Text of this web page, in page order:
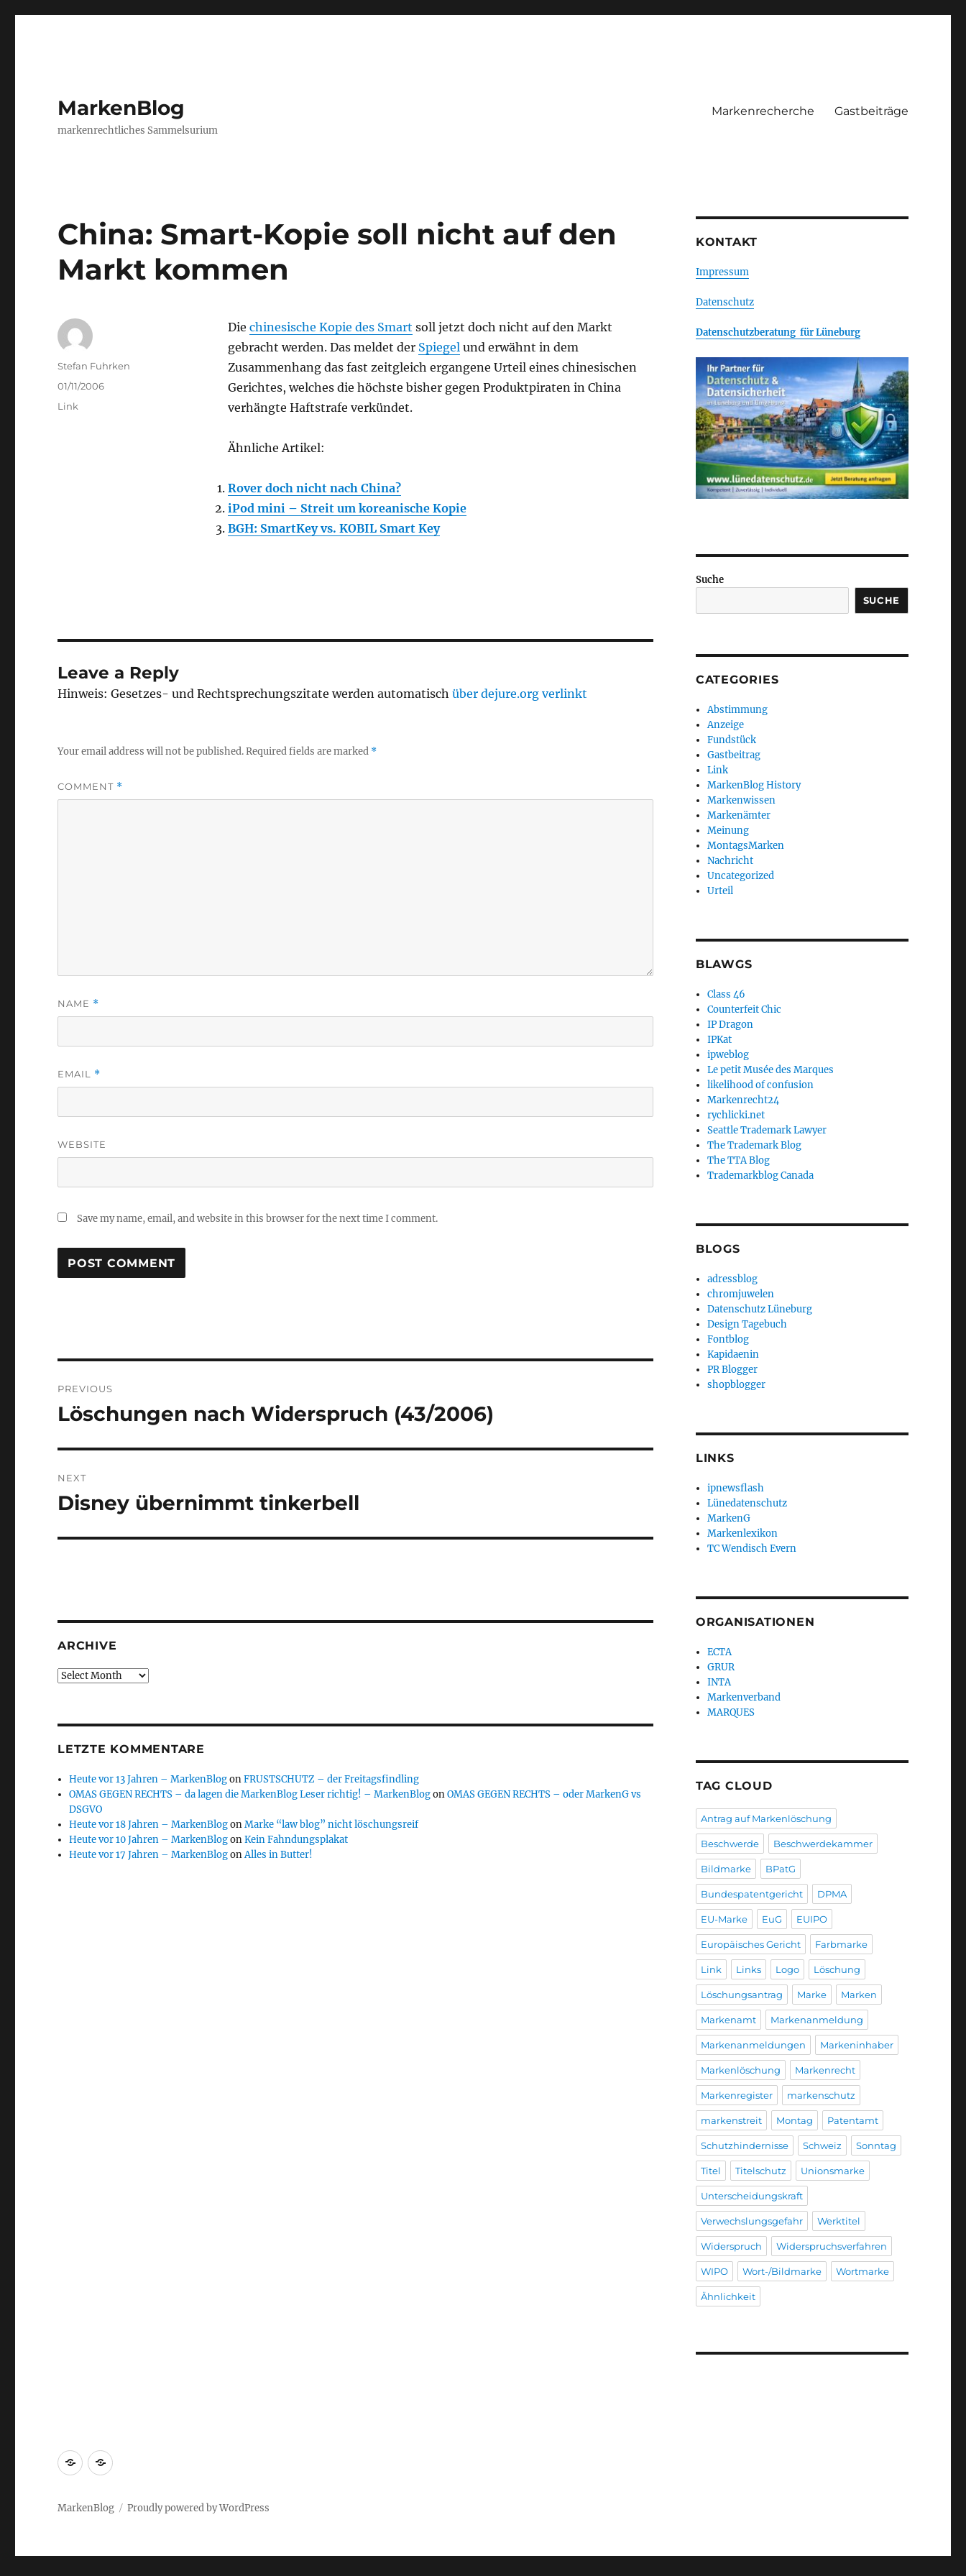
MarkenBlog
markenrechtliches Sammelsurium
Markenrecherche Gastbeiträge
China: Smart-Kopie soll nicht auf den
Markt kommen
Die chinesische Kopie des Smart soll jetzt doch nicht auf den Markt
gebracht werden. Das meldet der Spiegelund erwähnt in dem
Zusammenhang das fast zeitgleich ergangene Urteil eines chinesischen
Gerichtes, welches die höchste bisher gegen Produktpiraten in China
verhängte Haftstrafe verkündet.
Ähnliche Artikel:
Rover doch nicht nach China?
iPod mini – Streit um koreanische Kopie
BGH: SmartKey vs. KOBIL Smart Key
Author
Stefan Fuhrken
Posted
on
01/11/2006
Categories
Link
Leave a Reply
Hinweis: Gesetzes- und Rechtsprechungszitate werden automatischüber dejure.org verlinkt
Your email address will not be published.Required fields are marked *
COMMENT *
NAME *
EMAIL *
WEBSITE
Save my name, email, and website in this browser for the next time I comment.
navigation
PREVIOUS
Previous
Löschungen nach Widerspruch (43/2006)
NEXT
Next
Disney übernimmt tinkerbell
ARCHIVE
Archive
LETZTE KOMMENTARE
Heute vor 13 Jahren – MarkenBlogonFRUSTSCHUTZ – der Freitagsfindling
OMAS GEGEN RECHTS – da lagen die MarkenBlog Leser richtig! – MarkenBlogonOMAS GEGEN RECHTS – oder MarkenG vs
DSGVO
Heute vor 18 Jahren – MarkenBlogonMarke “law blog” nicht löschungsreif
Heute vor 10 Jahren – MarkenBlogonKein Fahndungsplakat
Heute vor 17 Jahren – MarkenBlogonAlles in Butter!
KONTAKT
Impressum
Datenschutz
Datenschutzberatung für Lüneburg
Suche
SUCHE
CATEGORIES
Abstimmung
Anzeige
Fundstück
Gastbeitrag
Link
MarkenBlog History
Markenwissen
Markenämter
Meinung
MontagsMarken
Nachricht
Uncategorized
Urteil
BLAWGS
Class 46
Counterfeit Chic
IP Dragon
IPKat
ipweblog
Le petit Musée des Marques
likelihood of confusion
Markenrecht24
rychlicki.net
Seattle Trademark Lawyer
The Trademark Blog
The TTA Blog
Trademarkblog Canada
BLOGS
adressblog
chromjuwelen
Datenschutz Lüneburg
Design Tagebuch
Fontblog
Kapidaenin
PR Blogger
shopblogger
LINKS
ipnewsflash
Lünedatenschutz
MarkenG
Markenlexikon
TC Wendisch Evern
ORGANISATIONEN
ECTA
GRUR
INTA
Markenverband
MARQUES
TAG CLOUD
Antrag auf Markenlöschung
Beschwerde Beschwerdekammer
Bildmarke BPatG
Bundespatentgericht DPMA
EU-Marke EuG EUIPO
Europäisches Gericht Farbmarke
Link Links Logo Löschung
Löschungsantrag Marke Marken
Markenamt Markenanmeldung
Markenanmeldungen Markeninhaber
Markenlöschung Markenrecht
Markenregister markenschutz
markenstreit Montag Patentamt
Schutzhindernisse Schweiz Sonntag
Titel Titelschutz Unionsmarke
Unterscheidungskraft
Verwechslungsgefahr Werktitel
Widerspruch Widerspruchsverfahren
WIPO Wort-/Bildmarke Wortmarke
Ähnlichkeit
Markenrecherche
Gastbeiträge
MarkenBlog Proudly powered by WordPress